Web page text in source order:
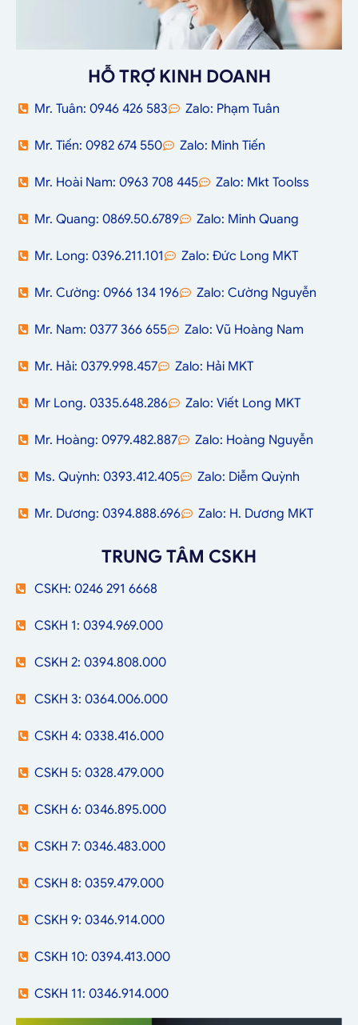
HỖ TRỢ KINH DOANH
Mr. Tuân: 0946 426 583 Zalo: Phạm Tuân
Mr. Tiến: 0982 674 550 Zalo: Minh Tiến
Mr. Hoài Nam: 0963 708 445 Zalo: Mkt Toolss
Mr. Quang: 0869.50.6789 Zalo: Minh Quang
Mr. Long: 0396.211.101 Zalo: Đức Long MKT
Mr. Cường: 0966 134 196 Zalo: Cường Nguyễn
Mr. Nam: 0377 366 655 Zalo: Vũ Hoàng Nam
Mr. Hải: 0379.998.457 Zalo: Hải MKT
Mr Long. 0335.648.286 Zalo: Viết Long MKT
Mr. Hoàng: 0979.482.887 Zalo: Hoàng Nguyễn
Ms. Quỳnh: 0393.412.405 Zalo: Diễm Quỳnh
Mr. Dương: 0394.888.696 Zalo: H. Dương MKT
TRUNG TÂM CSKH
CSKH: 0246 291 6668
CSKH 1: 0394.969.000
CSKH 2: 0394.808.000
CSKH 3: 0364.006.000
CSKH 4: 0338.416.000
CSKH 5: 0328.479.000
CSKH 6: 0346.895.000
CSKH 7: 0346.483.000
CSKH 8: 0359.479.000
CSKH 9: 0346.914.000
CSKH 10: 0394.413.000
CSKH 11: 0346.914.000